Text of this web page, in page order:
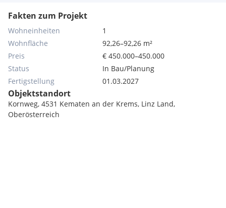
Fakten zum Projekt
Wohneinheiten
1
Wohnfläche
92,26–92,26 m²
Preis
€ 450.000–450.000
Status
In Bau/Planung
Fertigstellung
01.03.2027
Objektstandort
Kornweg, 4531 Kematen an der Krems, Linz Land,
Oberösterreich